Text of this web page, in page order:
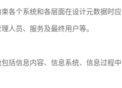
各个系统和各层面在设计元数据时应
人员、服务及最终用户等。
括信息内容、信息系统、信息过程中